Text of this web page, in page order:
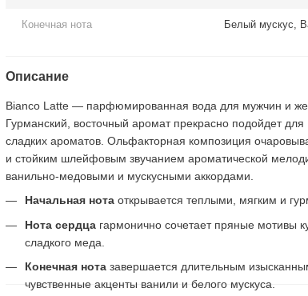
Конечная нота Белый мускус,
Описание
Bianco Latte — парфюмированная вода для мужчин и
Гурманский, восточный аромат прекрасно подойдет
сладких ароматов. Ольфакторная композиция
и стойким шлейфовым звучанием ароматической
ванильно-медовыми и мускусными аккордами.
Начальная нота открывается теплыми, мягким и
Нота сердца гармонично сочетает пряные мотивы
сладкого меда.
Конечная нота завершается длительным
чувственные акценты ванили и белого мускуса.